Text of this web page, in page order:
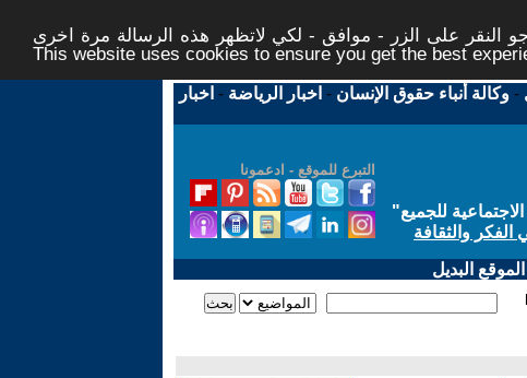
النقر على الزر - موافق - لكي لاتظهر هذه الرسالة مرة اخرى -
This website uses cookies to ensure you get the best
-وكالة أنباء حقوق الإنسان - اخبار الرياضة - اخبار
التبرع للموقع - ادعمونا
للجميع"
والثقافة
البديل